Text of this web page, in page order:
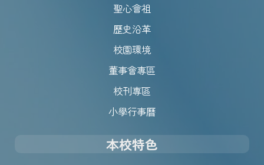
聖心會祖
歷史沿革
校園環境
董事會專區
校刊專區
小學行事曆
本校特色